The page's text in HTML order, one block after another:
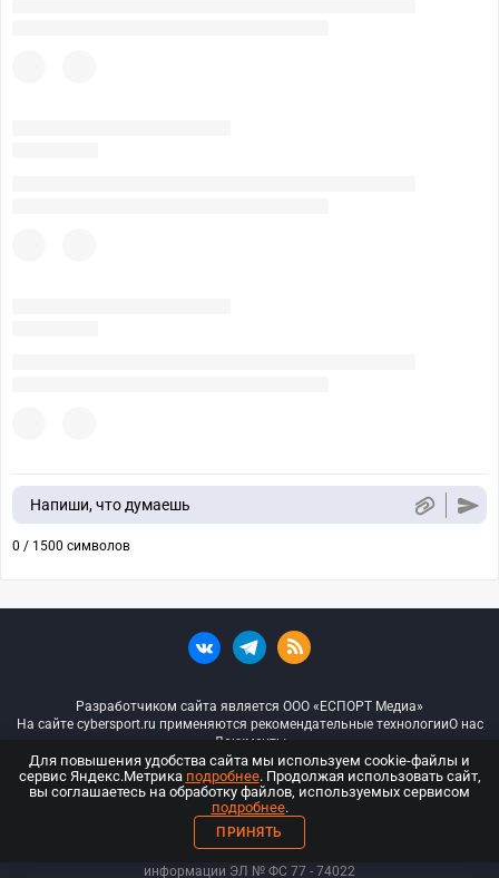
Напиши, что думаешь
0 / 1500 символов
Разработчиком сайта является ООО «ЕСПОРТ Медиа»
На сайте cybersport.ru применяются рекомендательные технологииО нас
Документы
© ООО «Киберспорт.ру» — Все права защищены
18+
ООО «Киберспорт.ру». Свидетельство о регистрации средств массовой
информации ЭЛ № ФС 77 - 74022
Для повышения удобства сайта мы используем cookie-файлы и
сервис Яндекс.Метрика подробнее. Продолжая использовать сайт,
вы соглашаетесь на обработку файлов, используемых сервисом
подробнее.
ПРИНЯТЬ